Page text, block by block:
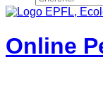
Online